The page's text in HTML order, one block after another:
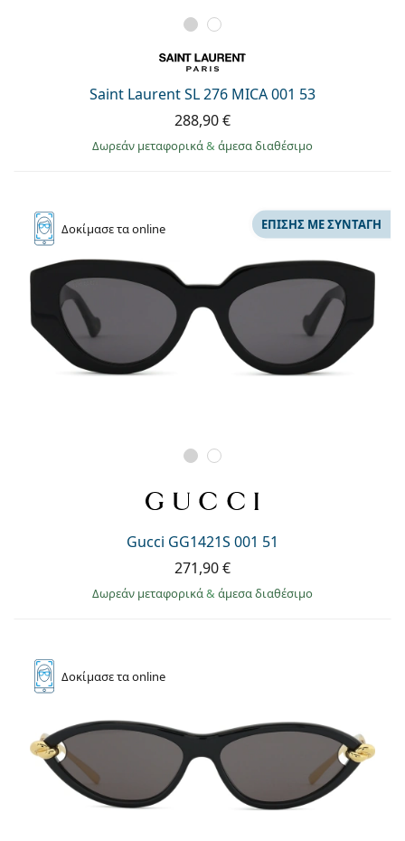
Saint Laurent SL 276 MICA 001 53
288,90 €
Δωρεάν μεταφορικά& άμεσα διαθέσιμο
Δοκίμασετα online
Gucci GG1421S 001 51
ΕΠΊΣΗΣ ΜΕ ΣΥΝΤΑΓΉ
271,90 €
Δωρεάν μεταφορικά& άμεσα διαθέσιμο
Δοκίμασετα online